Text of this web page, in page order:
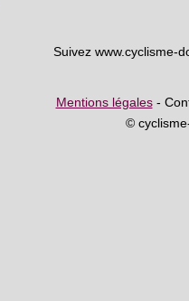
Suivez www.cyclisme-
Mentions légales-
©